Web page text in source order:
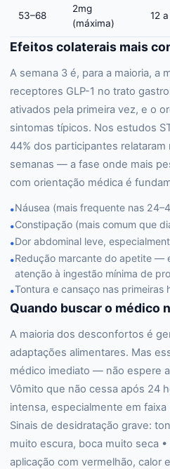
53–68
2mg
(máxima)
12
Efeitos colaterais mais
A semana 3 é, para a maioria, a
receptores GLP-1 no trato
ativados pela primeira vez, e o
sintomas típicos. Nos estudos
44% dos participantes relataram
semanas — a fase onde mais
com orientação médica é
•Náusea (mais frequente nas
•Constipação (mais comum que
•Dor abdominal leve,
•Redução marcante do apetite —
atenção à ingestão mínima de
•Tontura e cansaço nas primeiras
Quando buscar o médico
A maioria dos desconfortos é
adaptações alimentares. Mas
médico imediato — não espere
Vômito que não cessa após 24
intensa, especialmente em
Sinais de desidratação grave:
muito escura, boca muito seca •
aplicação com vermelhão, calor